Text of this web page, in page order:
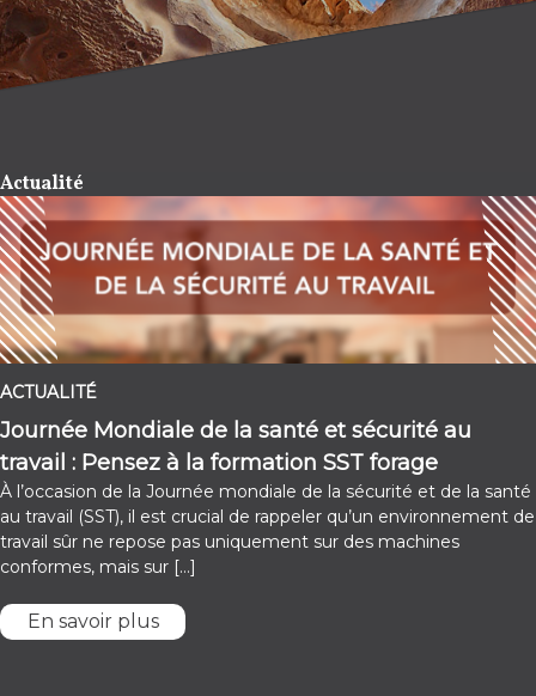
Actualité
ACTUALITÉ
Journée Mondiale de la santé et sécurité au
travail : Pensez à la formation SST forage
À l’occasion de la Journée mondiale de la sécurité et de la santé
au travail (SST), il est crucial de rappeler qu’un environnement de
travail sûr ne repose pas uniquement sur des machines
conformes, mais sur […]
En savoir plus